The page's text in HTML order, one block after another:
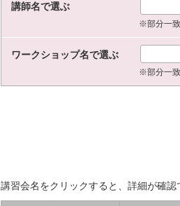
講師名で選ぶ
※部分一
ワークショップ名で選ぶ
※部分一
講習会名をクリックすると、詳細が確認